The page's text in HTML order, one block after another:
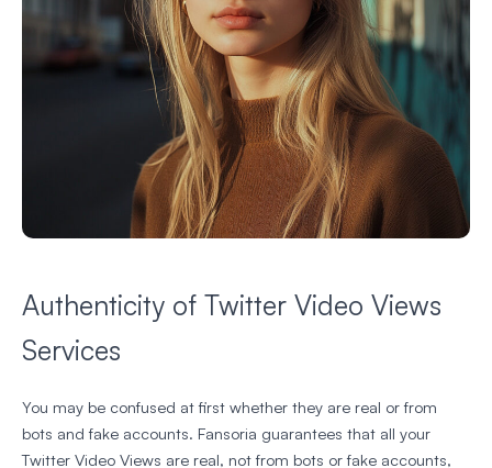
Authenticity of Twitter Video Views
Services
You may be confused at first whether they are real or from
bots and fake accounts. Fansoria guarantees that all your
Twitter Video Views are real, not from bots or fake accounts,